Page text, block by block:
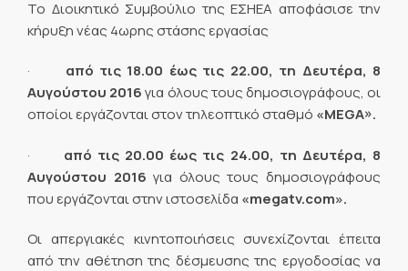
Το Διοικητικό Συμβούλιο της ΕΣΗΕΑ αποφάσισε την
κήρυξη νέας 4ωρης στάσης εργασίας
· από τις 18.00 έως τις 22.00, τη Δευτέρα, 8
Αυγούστου 2016για όλους τους δημοσιογράφους, οι
οποίοι εργάζονται στον τηλεοπτικό σταθμό «MEGA».
· από τις 20.00 έως τις 24.00, τη Δευτέρα, 8
Αυγούστου 2016 για όλους τους δημοσιογράφους
που εργάζονται στην ιστοσελίδα «megatv.com».
Οι απεργιακές κινητοποιήσεις συνεχίζονται έπειτα
από την αθέτηση της δέσμευσης της εργοδοσίας να